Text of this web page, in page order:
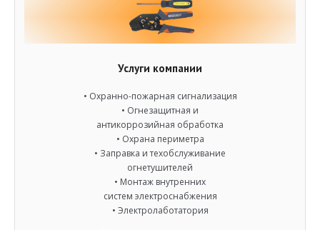
Услуги компании
• Охранно-пожарная сигнализация
• Огнезащитная и
антикоррозийная обработка
• Охрана периметра
• Заправка и техобслуживание
огнетушителей
• Монтаж внутренних
систем электроснабжения
• Электролаботатория